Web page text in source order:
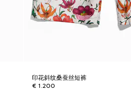
印花斜纹桑蚕丝短裤
€ 1.200